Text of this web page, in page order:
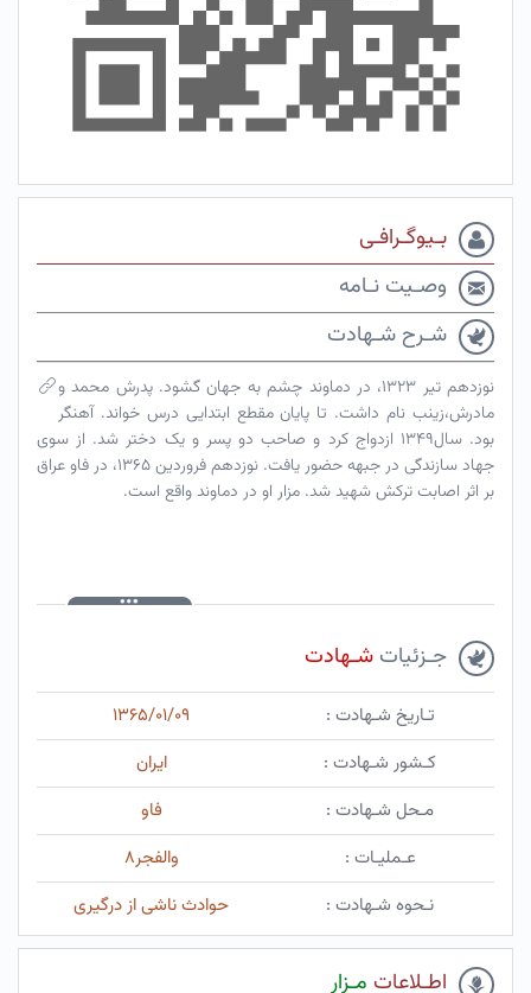
بـیوگـرافـی
وصـیت نـامه
شـرح شـهادت
نوزدهم تیر ۱۳۲۳، در دماوند چشم به جهان گشود. پدرش محمد و
مادرش،زینب نام داشت. تا پایان مقطع ابتدایی درس خواند. آهنگر
بود. سال۱۳۴۹ ازدواج کرد و صاحب دو پسر و یک دختر شد. از سوی
جهاد سازندگی در جبهه حضور یافت. نوزدهم فروردین ۱۳۶۵، در فاو عراق
بر اثر اصابت ترکش شهید شد. مزار او در دماوند واقع است.
جـزئیات شـهادت
تـاریخ شـهادت :
۱۳۶۵/۰۱/۰۹
کـشور شـهادت :
ایران
مـحل شـهادت :
فاو
عـملیـات :
والفجر۸
نـحوه شـهادت :
حوادث ناشی از درگیری
اطـلاعات مـزار